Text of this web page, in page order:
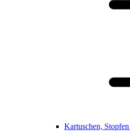
Kartuschen,